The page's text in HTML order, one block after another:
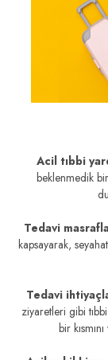
Acil tıbbi
beklenmedik
Tedavi
kapsayarak,
Tedavi
ziyaretleri gibi
bir